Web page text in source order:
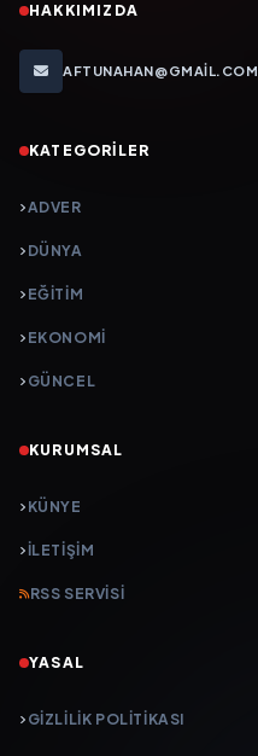
HAKKIMIZDA
AFTUNAHAN@GMAIL.COM
KATEGORILER
ADVER
DÜNYA
EĞİTİM
EKONOMİ
GÜNCEL
KURUMSAL
KÜNYE
İLETIŞIM
RSS SERVISI
YASAL
GIZLILIK POLITIKASI